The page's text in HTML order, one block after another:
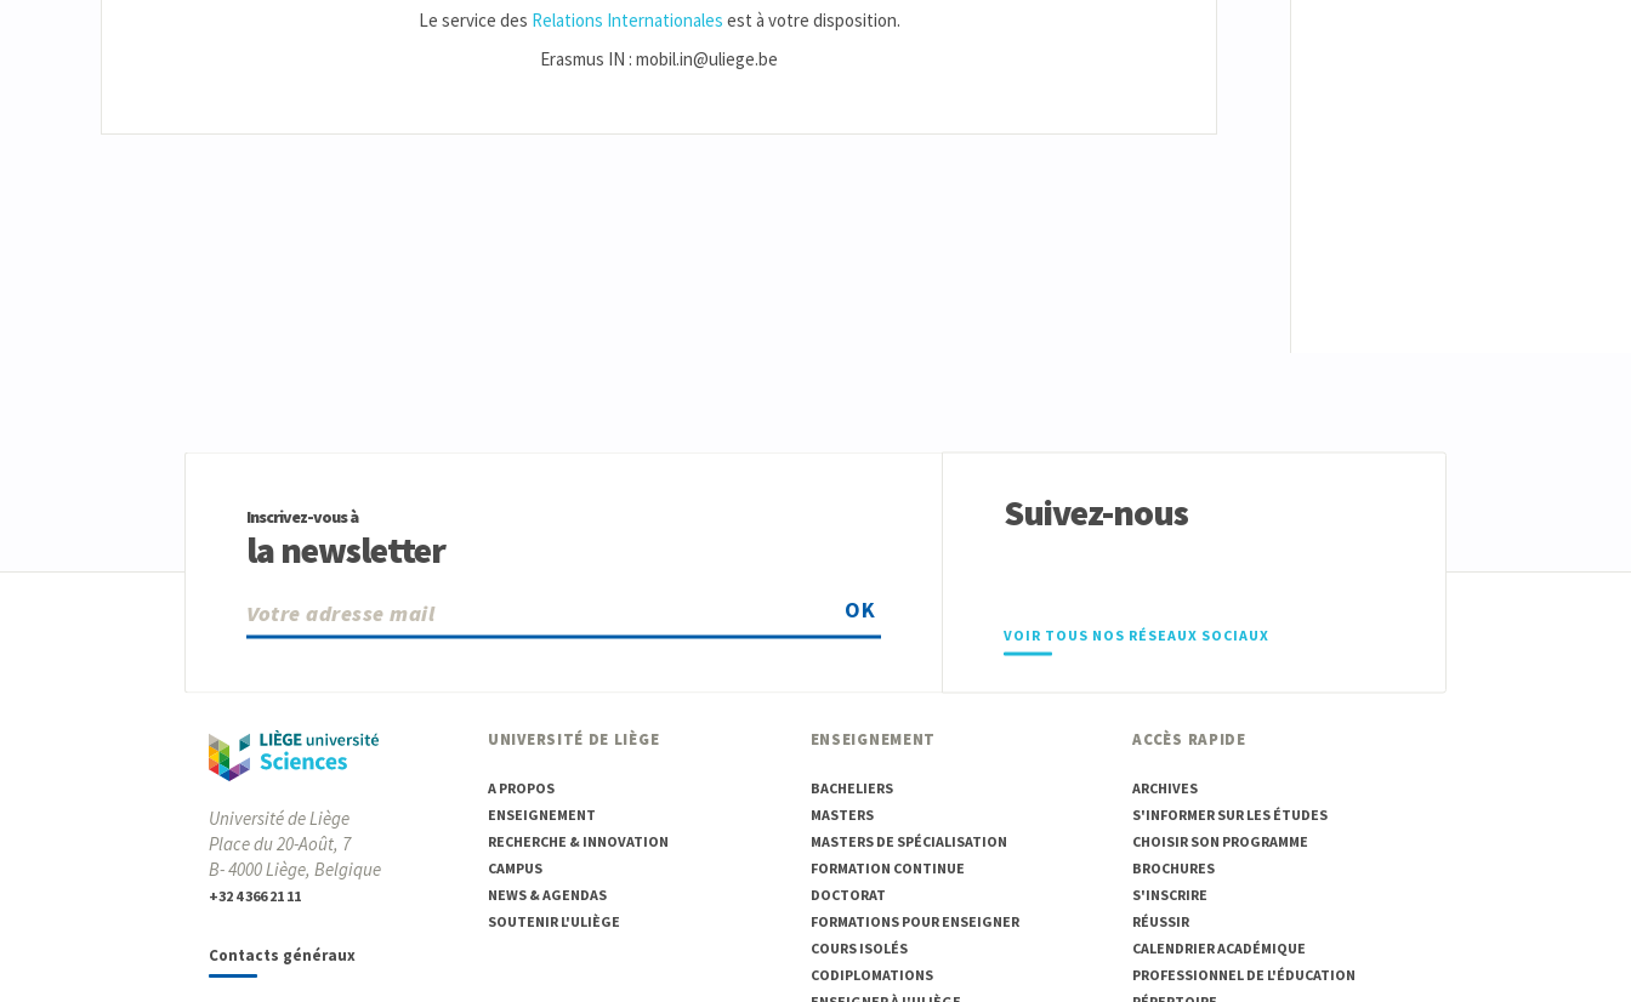
Le service des Relations Internationales est à votre disposition.
Erasmus IN : mobil.in@uliege.be
Inscrivez-vous à
la newsletter
OK
Suivez-nous
VOIR TOUS NOS RÉSEAUX SOCIAUX
Université de Liège
Place du 20-Août, 7
B- 4000 Liège, Belgique
+32 4 366 21 11
Contacts généraux
UNIVERSITÉ DE LIÈGE
A PROPOS
ENSEIGNEMENT
RECHERCHE & INNOVATION
CAMPUS
NEWS & AGENDAS
SOUTENIR L'ULIÈGE
ENSEIGNEMENT
BACHELIERS
MASTERS
MASTERS DE SPÉCIALISATION
FORMATION CONTINUE
DOCTORAT
FORMATIONS POUR ENSEIGNER
COURS ISOLÉS
CODIPLOMATIONS
ACCÈS RAPIDE
ARCHIVES
S'INFORMER SUR LES ÉTUDES
CHOISIR SON PROGRAMME
BROCHURES
S'INSCRIRE
RÉUSSIR
CALENDRIER ACADÉMIQUE
PROFESSIONNEL DE L'ÉDUCATION